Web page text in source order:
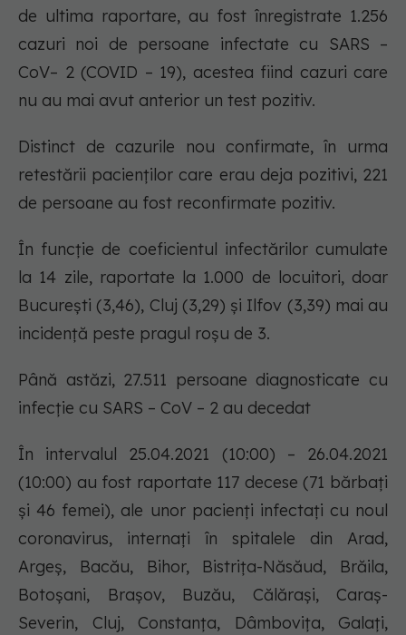
de ultima raportare, au fost înregistrate 1.256
cazuri noi de persoane infectate cu SARS –
CoV– 2 (COVID – 19), acestea fiind cazuri care
nu au mai avut anterior un test pozitiv.
Distinct de cazurile nou confirmate, în urma
retestării pacienților care erau deja pozitivi, 221
de persoane au fost reconfirmate pozitiv.
În funcție de coeficientul infectărilor cumulate
la 14 zile, raportate la 1.000 de locuitori, doar
București (3,46), Cluj (3,29) și Ilfov (3,39) mai au
incidență peste pragul roșu de 3.
Până astăzi, 27.511 persoane diagnosticate cu
infecție cu SARS – CoV – 2 au decedat
În intervalul 25.04.2021 (10:00) – 26.04.2021
(10:00) au fost raportate 117 decese (71 bărbați
și 46 femei), ale unor pacienți infectați cu noul
coronavirus, internați în spitalele din Arad,
Argeș, Bacău, Bihor, Bistrița-Năsăud, Brăila,
Botoșani, Brașov, Buzău, Călărași, Caraș-
Severin, Cluj, Constanța, Dâmbovița, Galați,